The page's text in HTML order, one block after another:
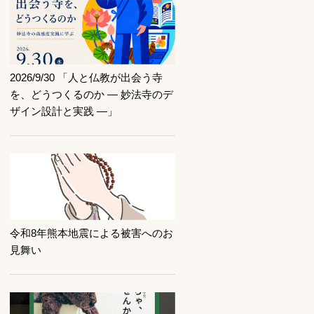
2026/9/30 「人と仏教が出会う寺
を、どうつくるのか ― 妙法寺のデ
ザイン設計と実践 ―」
記事を読む
令和8年熊本地震による被害へのお
見舞い
記事を読む